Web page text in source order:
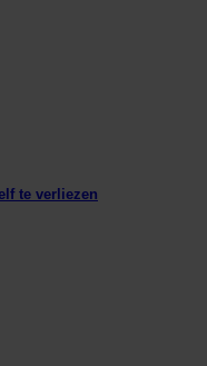
te verliezen